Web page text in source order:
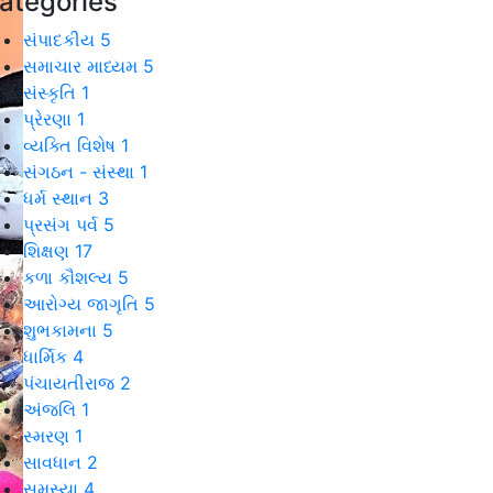
સંપાદકીય 5
સમાચાર માધ્યમ 5
સંસ્કૃતિ 1
પ્રેરણા 1
વ્યક્તિ વિશેષ 1
સંગઠન - સંસ્થા 1
ધર્મ સ્થાન 3
પ્રસંગ પર્વ 5
શિક્ષણ 17
કળા કૌશલ્ય 5
આરોગ્ય જાગૃતિ 5
શુભકામના 5
ધાર્મિક 4
પંચાયતીરાજ 2
અંજલિ 1
સ્મરણ 1
સાવધાન 2
સમસ્યા 4